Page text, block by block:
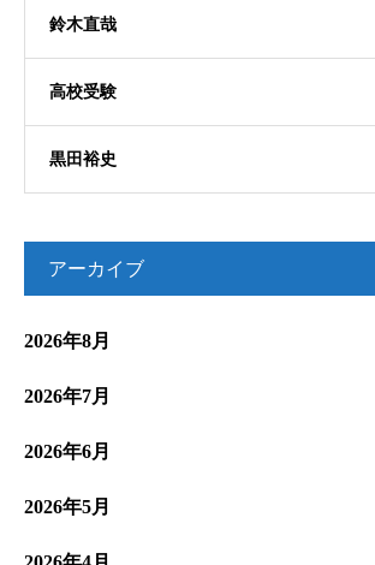
鈴木直哉
高校受験
黒田裕史
アーカイブ
2026年8月
2026年7月
2026年6月
2026年5月